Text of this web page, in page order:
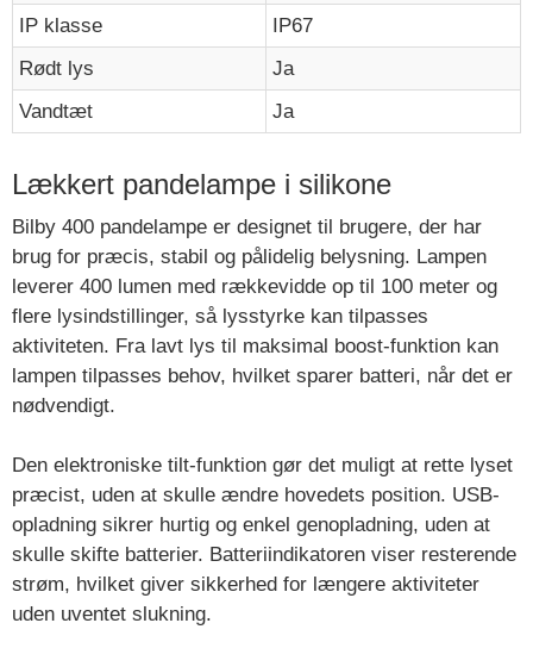
IP klasse
IP67
Rødt lys
Ja
Vandtæt
Ja
Lækkert pandelampe i silikone
Bilby 400 pandelampe er designet til brugere, der har
brug for præcis, stabil og pålidelig belysning. Lampen
leverer 400 lumen med rækkevidde op til 100 meter og
flere lysindstillinger, så lysstyrke kan tilpasses
aktiviteten. Fra lavt lys til maksimal boost-funktion kan
lampen tilpasses behov, hvilket sparer batteri, når det er
nødvendigt.
Den elektroniske tilt-funktion gør det muligt at rette lyset
præcist, uden at skulle ændre hovedets position. USB-
opladning sikrer hurtig og enkel genopladning, uden at
skulle skifte batterier. Batteriindikatoren viser resterende
strøm, hvilket giver sikkerhed for længere aktiviteter
uden uventet slukning.